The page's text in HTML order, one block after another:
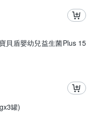
貝盾嬰幼兒益生菌Plus 15
罐)